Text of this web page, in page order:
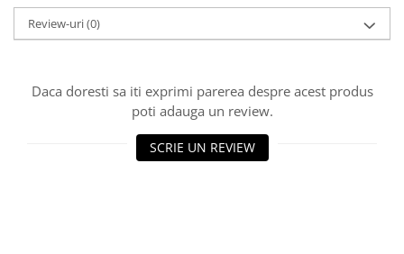
Review-uri(0)
Daca doresti sa iti exprimi parerea despre acest produs
poti adauga un review.
SCRIE UN REVIEW